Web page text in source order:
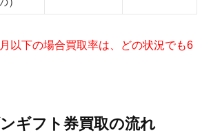
以下の場合買取率は、どの状況でも6
ギフト券買取の流れ